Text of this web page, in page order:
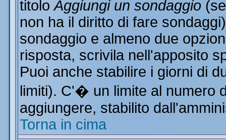
titoloAggiungi un sondaggio
non ha il diritto di fare
sondaggio e almeno due
risposta, scrivila nell'apposito
Puoi anche stabilire i giorni di
limiti). C'� un limite al numero
aggiungere, stabilito
Torna in cima